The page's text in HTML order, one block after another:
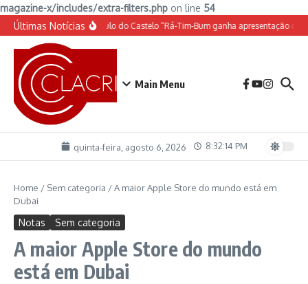
magazine-x/includes/extra-filters.php on line 54
Ir para o conteúdo
Últimas NotíciasO espetáculo do Castelo “Rá-Tim-Bum ganha apresentação de
Main Menu
quinta-feira, agosto 6, 2026 8:32:15 PM
Home / Sem categoria /A maior Apple Store do mundo está em
Dubai
Notas Sem categoria
A maior Apple Store do mundo
está em Dubai